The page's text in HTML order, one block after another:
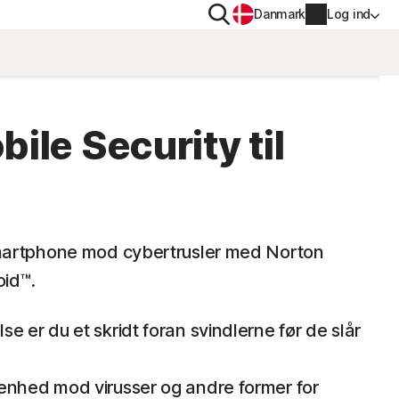
iOS™
Norton AntiTrack
Søg Danmark Log ind
Kontooplysninger
Forny
Indtast din produktnøgle
Security til
mod cybertrusler med Norton
er du et skridt foran svindlerne før de slår
mod virusser og andre former for